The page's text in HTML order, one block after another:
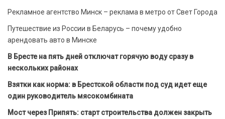
Рекламное агентство Минск – реклама в метро от Свет Города
Путешествие из России в Беларусь – почему удобно
арендовать авто в Минске
В Бресте на пять дней отключат горячую воду сразу в
нескольких районах
Взятки как норма: в Брестской области под суд идет еще
один руководитель мясокомбината
Мост через Припять: старт строительства должен закрыть